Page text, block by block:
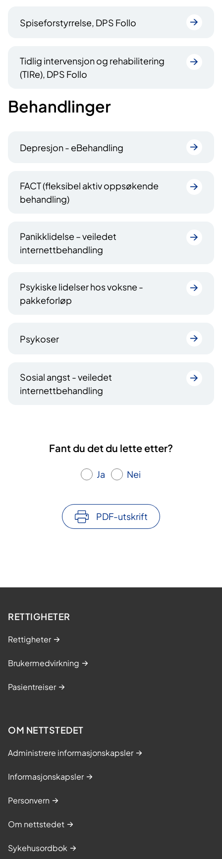
Spiseforstyrrelse, DPS Follo
Tidlig intervensjon og rehabilitering
(TIRe), DPS Follo
Behandlinger
Depresjon - eBehandling
FACT (fleksibel aktiv oppsøkende
behandling)
Panikklidelse – veiledet
internettbehandling
Psykiske lidelser hos voksne -
pakkeforløp
Psykoser
Sosial angst - veiledet
internettbehandling
Fant du det du lette etter?
Ja Nei
PDF-utskrift
RETTIGHETER
Rettigheter
Brukermedvirkning
Pasientreiser
OM NETTSTEDET
Administrere informasjonskapsler
Informasjonskapsler
Personvern
Om nettstedet
Sykehusordbok